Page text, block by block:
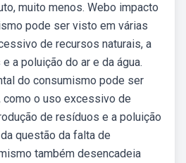
muito menos. Webo impacto
pode ser visto em várias
de recursos naturais, a
a poluição do ar e da água.
do consumismo pode ser
como o uso excessivo de
de resíduos e a poluição
questão da falta de
também desencadeia